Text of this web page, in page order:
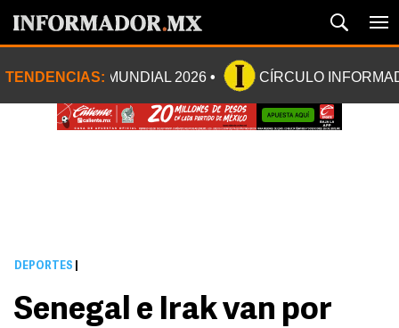
TENDENCIAS: MUNDIAL 2026 CÍRCULO
DEPORTES
Senegal e Irak van por